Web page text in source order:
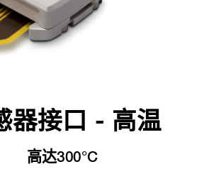
器接口 - 高温
高达300°C